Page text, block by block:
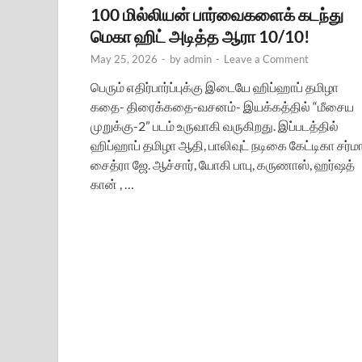
100 மில்லியன் பார்வைகளைக் கடந்து
மெகா ஹிட் அடித்த ஆரா 10/10!
May 25, 2026 - byadmin - Leave a Comment
பெரும் எதிர்பார்ப்புக்கு இடையே ஹிப்ஹாப் தமிழா
கதை- திரைக்கதை-வசனம்- இயக்கத்தில் “மீசைய
முறுக்கு-2” படம் உருவாகி வருகிறது. இப்படத்தில்
ஹிப்ஹாப் தமிழா ஆதி, பாலிவுட் நடிகை கேட்டிகா
சைத்ரா ஜே. ஆச்சார், யோகி பாபு, கருணாஸ், ஹர்ஷத்
கான் , …